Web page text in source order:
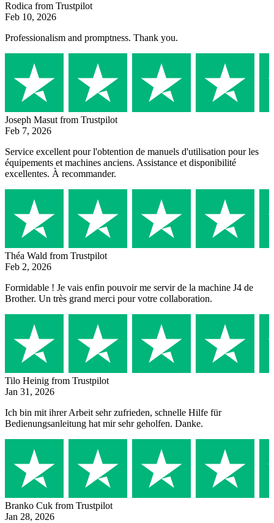
Rodica from Trustpilot
Feb 10, 2026
Professionalism and promptness. Thank you.
Joseph Masut from Trustpilot
Feb 7, 2026
Service excellent pour l'obtention de manuels d'utilisation pour les
équipements et machines anciens. Assistance et disponibilité
excellentes. À recommander.
Théa Wald from Trustpilot
Feb 2, 2026
Formidable ! Je vais enfin pouvoir me servir de la machine J4 de
Brother. Un très grand merci pour votre collaboration.
Tilo Heinig from Trustpilot
Jan 31, 2026
Ich bin mit ihrer Arbeit sehr zufrieden, schnelle Hilfe für
Bedienungsanleitung hat mir sehr geholfen. Danke.
Branko Cuk from Trustpilot
Jan 28, 2026